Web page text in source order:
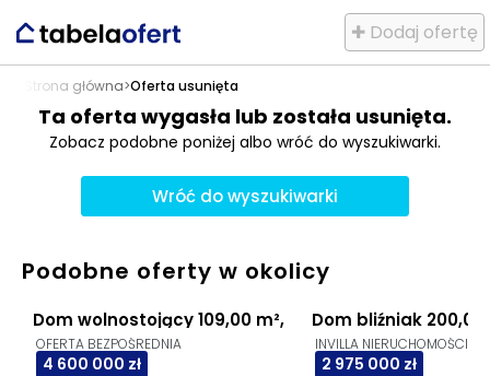
✚ Dodaj ofertę
Strona główna>Oferta usunięta
Ta oferta wygasła lub została usunięta.
Zobacz podobne poniżej albo wróć do wyszukiwarki.
Wróć do wyszukiwarki
Podobne oferty w okolicy
Dom wolnostojący 109,00 m², Sterników, Orłowo
OFERTA BEZPOŚREDNIA
4 600 000 zł
Dom bliźniak 200,00
INVILLA NIERUCHOMOŚCI
2 975 000 zł